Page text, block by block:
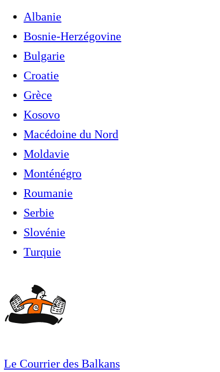
Albanie
Bosnie-Herzégovine
Bulgarie
Croatie
Grèce
Kosovo
Macédoine du Nord
Moldavie
Monténégro
Roumanie
Serbie
Slovénie
Turquie
Le Courrier des Balkans